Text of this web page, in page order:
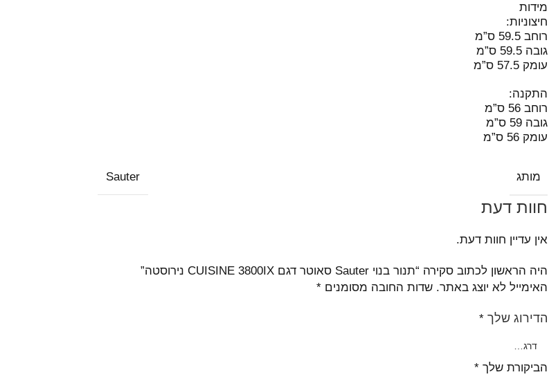
מידות
חיצוניות:
רוחב 59.5 ס”מ
גובה 59.5 ס”מ
עומק 57.5 ס”מ
התקנה:
רוחב 56 ס”מ
גובה 59 ס”מ
עומק 56 ס”מ
מותג Sauter
חוות דעת
אין עדיין חוות דעת.
היה הראשון לכתוב סקירה “תנור בנוי Sauter סאוטר דגם CUISINE 3800IX נירוסטה”
האימייל לא יוצג באתר. שדות החובה מסומנים *
הדירוג שלך *
הביקורת שלך *